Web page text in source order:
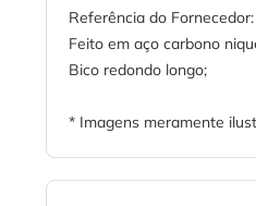
Referência do
Feito em aço carbono
Bico redondo longo;
* Imagens meramente